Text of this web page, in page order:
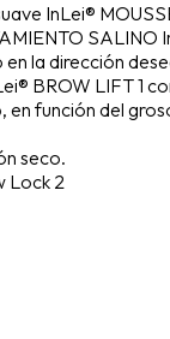
InLei®
SALINO
la dirección
BROW LIFT 1
función del
seco.
Lock 2